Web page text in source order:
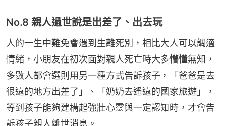
No.8 親人過世說是出差了、出去玩
人的一生中難免會遇到生離死別，相比大人可以調適
情緒，小朋友在初次面對親人死亡時大多懵懂無知，
多數人都會選則用另一種方式告訴孩子，「爸爸是去
很遠的地方出差了」、「奶奶去遙遠的國家旅遊」，
等到孩子能夠建構起強壯心靈與一定認知時，才會告